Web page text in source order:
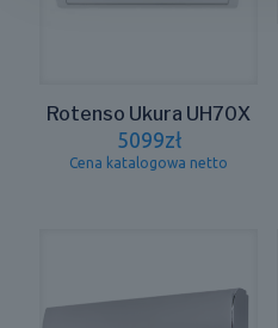
Rotenso Ukura UH70X
5099zł
Cena katalogowa netto